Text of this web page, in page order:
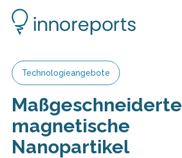
Technologieangebote
Maßgeschneiderte
magnetische
Nanopartikel